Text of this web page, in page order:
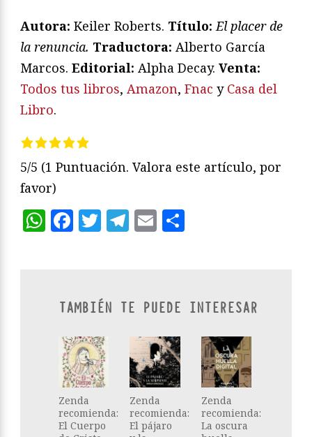
Autora: Keiler Roberts. Título: El placer de
la renuncia. Traductora: Alberto García
Marcos. Editorial: Alpha Decay. Venta:
Todos tus libros, Amazon, Fnac y Casa del
Libro.
5/5 (1 Puntuación. Valora este artículo, por
favor)
WhatsApp
Facebook
Twitter
Telegram
Email
TAMBIÉN TE PUEDE INTERESAR
Zenda
recomienda:
El Cuerpo
Zenda
recomienda:
El pájaro
Zenda
recomienda:
La oscura